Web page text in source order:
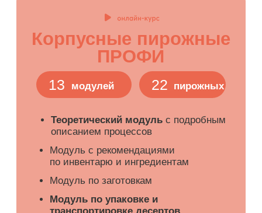
Вечный доступ к курсу
Именной сертификат установленного
1.499 ₽/мес.
17.990 ₽
26.990 ₽
в рассрочку без переплат на 12 месяцев
выгода 9000р
ПОЛНАЯ ПРОГРАММА
ЗАПИСАТЬСЯ